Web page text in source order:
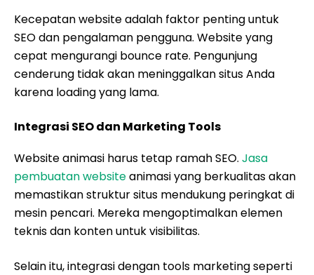
Kecepatan website adalah faktor penting untuk
SEO dan pengalaman pengguna. Website yang
cepat mengurangi bounce rate. Pengunjung
cenderung tidak akan meninggalkan situs Anda
karena loading yang lama.
Integrasi SEO dan Marketing Tools
Website animasi harus tetap ramah SEO. Jasa
pembuatan websiteanimasi yang berkualitas akan
memastikan struktur situs mendukung peringkat di
mesin pencari. Mereka mengoptimalkan elemen
teknis dan konten untuk visibilitas.
Selain itu, integrasi dengan tools marketing seperti